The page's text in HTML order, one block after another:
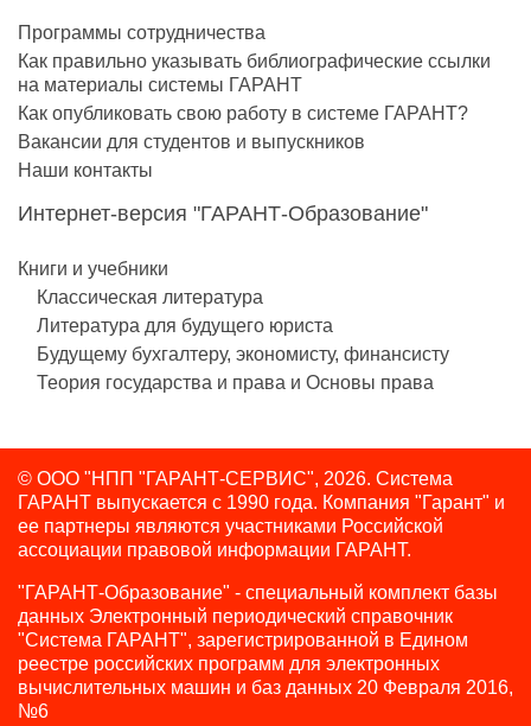
Программы сотрудничества
Как правильно указывать библиографические ссылки
на материалы системы ГАРАНТ
Как опубликовать свою работу в системе ГАРАНТ?
Вакансии для студентов и выпускников
Наши контакты
Интернет-версия "ГАРАНТ-Образование"
Книги и учебники
Классическая литература
Литература для будущего юриста
Будущему бухгалтеру, экономисту, финансисту
Теория государства и права и Основы права
© ООО "НПП "ГАРАНТ-СЕРВИС", 2026. Система
ГАРАНТ выпускается с 1990 года. Компания "Гарант" и
ее партнеры являются участниками Российской
ассоциации правовой информации ГАРАНТ.
"ГАРАНТ-Образование" - специальный комплект базы
данных Электронный периодический справочник
"Система ГАРАНТ", зарегистрированной в Едином
реестре российских программ для электронных
вычислительных машин и баз данных 20 Февраля 2016,
№6